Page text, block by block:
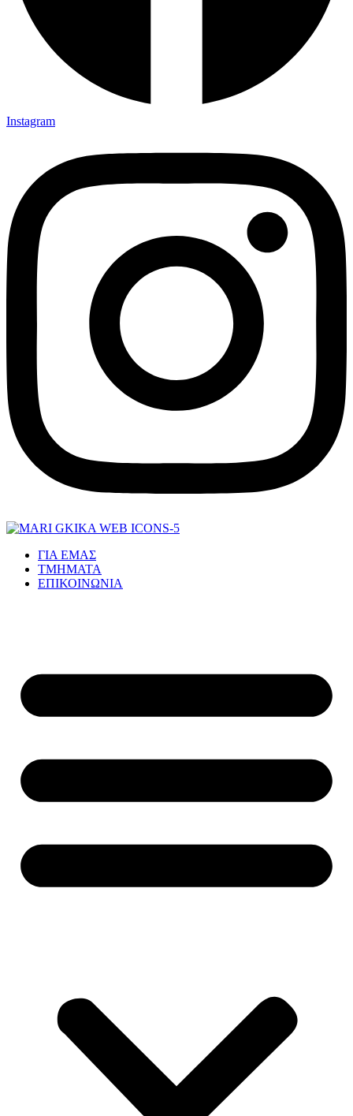
Instagram
ΓΙΑ ΕΜΑΣ
ΤΜΗΜΑΤΑ
ΕΠΙΚΟΙΝΩΝΙΑ